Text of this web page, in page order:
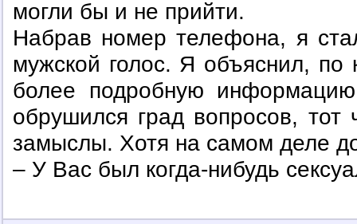
могли бы и не прийти.
Набрав номер телефона, я
мужской голос. Я объяснил, по
более подробную
обрушился град вопросов,
замыслы. Хотя на самом деле
– У Вас был когда-нибудь